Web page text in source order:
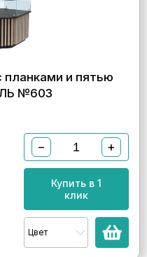
планками и пятью
№603
− +
Купить в 1
клик
Цвет